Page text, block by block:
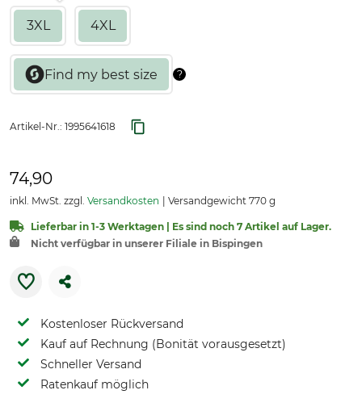
3XL 4XL
Artikel-Nr.: 1995641618
74,90
inkl. MwSt. zzgl. Versandkosten Versandgewicht 770 g
Lieferbar in 1-3 Werktagen | Es sind noch 7 Artikel auf Lager.
Nicht verfügbar in unserer Filiale in Bispingen
Kostenloser Rückversand
Kauf auf Rechnung (Bonität vorausgesetzt)
Schneller Versand
Ratenkauf möglich